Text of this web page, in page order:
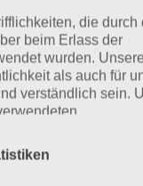
die durch
beim Erlass der
wurden. Unsere
als auch für
verständlich sein.
anderem die